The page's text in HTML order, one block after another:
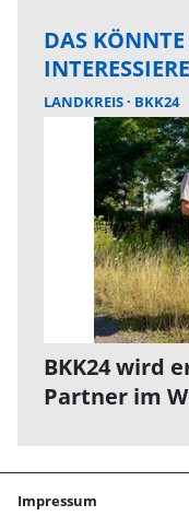
DAS
LANDKREIS BKK24
BKK24 wird
Partner im
Impressum